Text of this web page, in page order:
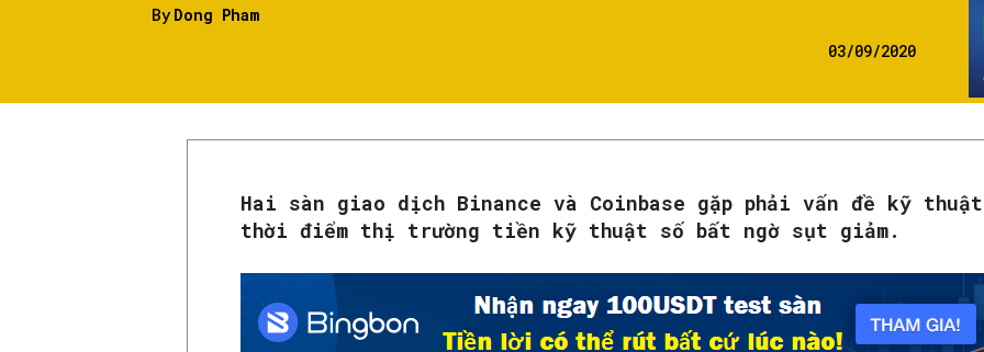
By Dong Pham
03/09/2020
Hai sàn giao dịch Binance và Coinbase gặp phải vấn đề kỹ
thời điểm thị trường tiền kỹ thuật số bất ngờ sụt giảm.